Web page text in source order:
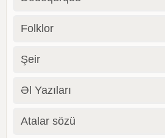
Folklor
Şeir
Əl Yazıları
Atalar sözü